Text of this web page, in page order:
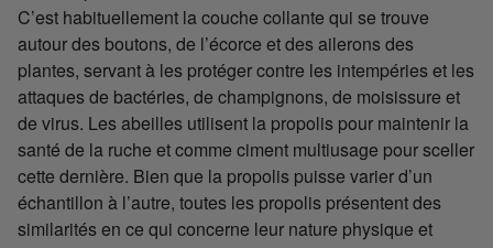
C’est habituellement la couche collante qui se trouve
autour des boutons, de l’écorce et des ailerons des
plantes, servant à les protéger contre les intempéries et les
attaques de bactéries, de champignons, de moisissure et
de virus. Les abeilles utilisent la propolis pour maintenir la
santé de la ruche et comme ciment multiusage pour sceller
cette dernière. Bien que la propolis puisse varier d’un
échantillon à l’autre, toutes les propolis présentent des
similarités en ce qui concerne leur nature physique et